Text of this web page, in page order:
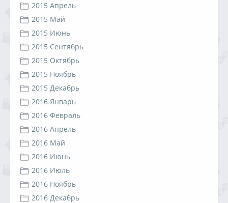
2015 Апрель
2015 Май
2015 Июнь
2015 Сентябрь
2015 Октябрь
2015 Ноябрь
2015 Декабрь
2016 Январь
2016 Февраль
2016 Апрель
2016 Май
2016 Июнь
2016 Июль
2016 Ноябрь
2016 Декабрь